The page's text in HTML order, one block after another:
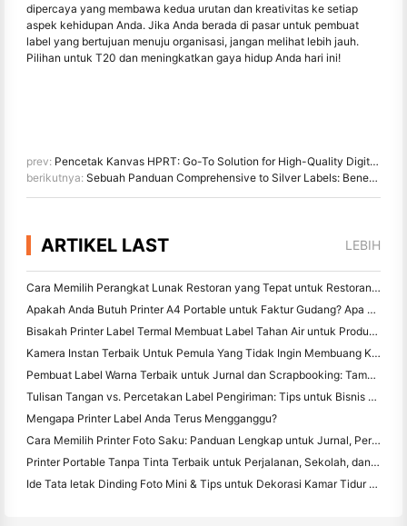
dipercaya yang membawa kedua urutan dan kreativitas ke setiap
aspek kehidupan Anda. Jika Anda berada di pasar untuk pembuat
label yang bertujuan menuju organisasi, jangan melihat lebih jauh.
Pilihan untuk T20 dan meningkatkan gaya hidup Anda hari ini!
prev: Pencetak Kanvas HPRT: Go-To Solution for High-Quality Digital Prints on Canvas
berikutnya: Sebuah Panduan Comprehensive to Silver Labels: Benefits, Applications, and Our · Top Pick
ARTIKEL LAST LEBIH
Cara Memilih Perangkat Lunak Restoran yang Tepat untuk Restoran Kecil atau Midsize Anda
Apakah Anda Butuh Printer A4 Portable untuk Faktur Gudang? Apa yang sebenarnya bekerja
Bisakah Printer Label Termal Membuat Label Tahan Air untuk Produk Bisnis Kecil?
Kamera Instan Terbaik Untuk Pemula Yang Tidak Ingin Membuang Kertas
Pembuat Label Warna Terbaik untuk Jurnal dan Scrapbooking: Tambahkan Lebih Banyak Warna ke Setiap Halaman
Tulisan Tangan vs. Percetakan Label Pengiriman: Tips untuk Bisnis Kecil di 2026
Mengapa Printer Label Anda Terus Mengganggu?
Cara Memilih Printer Foto Saku: Panduan Lengkap untuk Jurnal, Perjalanan, dan Pengguna iPhone
Printer Portable Tanpa Tinta Terbaik untuk Perjalanan, Sekolah, dan Kerja Mobile: Hanin MT620 Pro Review
Ide Tata letak Dinding Foto Mini & Tips untuk Dekorasi Kamar Tidur dan Asrama